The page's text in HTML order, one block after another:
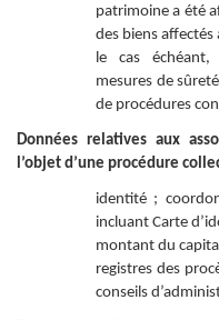
patrimoine a été
des biens affectés
le cas échéant,
mesures de
de procédures
Données relatives aux
l’objet d’une procédure
identité ;
incluant Carte
montant du
registres des
conseils